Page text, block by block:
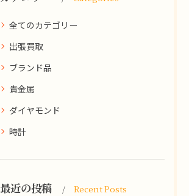
全てのカテゴリー
出張買取
ブランド品
貴金属
ダイヤモンド
時計
最近の投稿 Recent Posts